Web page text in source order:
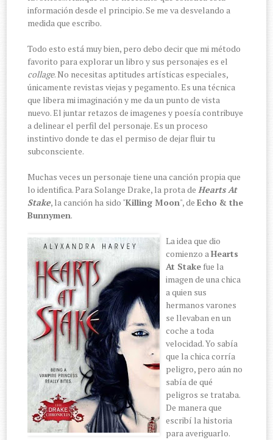
información desde el principio. Se me va desvelando a
medida que escribo.
Todo esto está muy bien, pero debo decir que mi método
favorito para explorar un libro y sus personajes es el
collage. No necesitas aptitudes artísticas especiales,
únicamente revistas viejas y pegamento. Es una técnica
que libera mi imaginación y me da un punto de vista
nuevo. El juntar retazos de imagenes y poesía contribuye
a delinear el perfil del personaje. Es un proceso
instintivo donde te das el permiso de dejar fluir tu
subconsciente.
Muchas veces un personaje tiene una canción propia que
lo identifica. Para Solange Drake, la prota deHearts At
Stake, la canción ha sido "Killing Moon", deEcho & the
Bunnymen.
La idea que dio
comienzo aHearts
At Stake fue la
imagen de una chica
a quien sus
hermanos varones
se llevaban en un
coche a toda
velocidad. Yo sabía
que la chica corría
peligro, pero aún no
sabía de qué
peligros se trataba.
De manera que
escribí la historia
para averiguarlo.